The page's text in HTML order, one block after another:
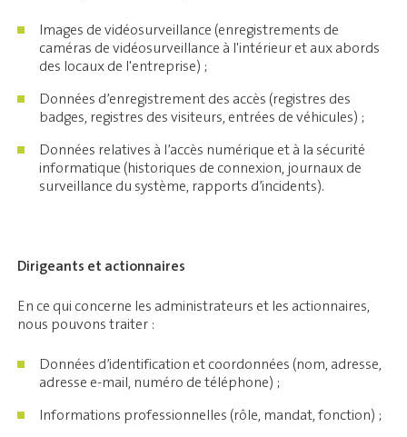
Images de vidéosurveillance (enregistrements de
caméras de vidéosurveillance à l'intérieur et aux abords
des locaux de l'entreprise) ;
Données d’enregistrement des accès (registres des
badges, registres des visiteurs, entrées de véhicules) ;
Données relatives à l’accès numérique et à la sécurité
informatique (historiques de connexion, journaux de
surveillance du système, rapports d’incidents).
Dirigeants et actionnaires
En ce qui concerne les administrateurs et les actionnaires,
nous pouvons traiter :
Données d’identification et coordonnées (nom, adresse,
adresse e-mail, numéro de téléphone) ;
Informations professionnelles (rôle, mandat, fonction) ;